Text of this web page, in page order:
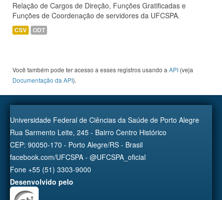
Relação de Cargos de Direção, Funções Gratificadas e
Funções de Coordenação de servidores da UFCSPA.
CSV ODT
Você também pode ter acesso a esses registros usando a API (veja
Documentação da API).
Universidade Federal de Ciências da Saúde de Porto Alegre
Rua Sarmento Leite, 245 - Bairro Centro Histórico
CEP: 90050-170 - Porto Alegre/RS - Brasil
facebook.com/UFCSPA - @UFCSPA_oficial
Fone +55 (51) 3303-9000
Desenvolvido pelo